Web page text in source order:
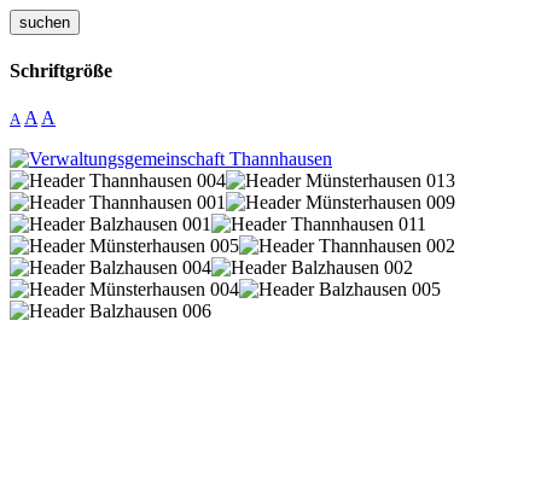
suchen
Schriftgröße
A A A